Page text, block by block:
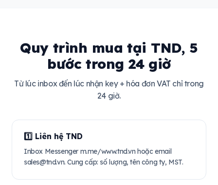
Quy trình mua tại TND, 5
bước trong 24 giờ
Từ lúc inbox đến lúc nhận key + hóa đơn VAT chỉ trong
24 giờ.
1️⃣ Liên hệ TND
Inbox Messenger m.me/www.tnd.vn hoặc email
sales@tnd.vn. Cung cấp: số lượng, tên công ty, MST.